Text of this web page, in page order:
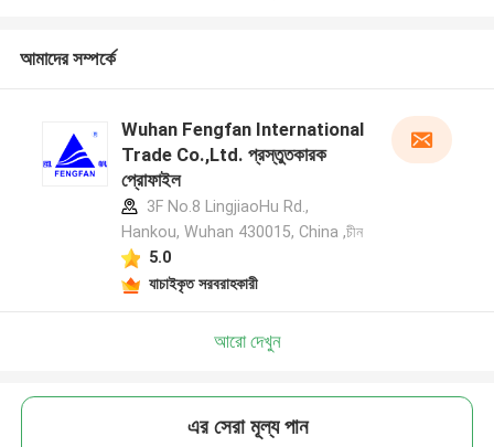
আমাদের সম্পর্কে
Wuhan Fengfan International
Trade Co.,Ltd. প্রস্তুতকারক
প্রোফাইল
3F No.8 LingjiaoHu Rd.,
Hankou, Wuhan 430015, China ,চীন
5.0
যাচাইকৃত সরবরাহকারী
আরো দেখুন
এর সেরা মূল্য পান